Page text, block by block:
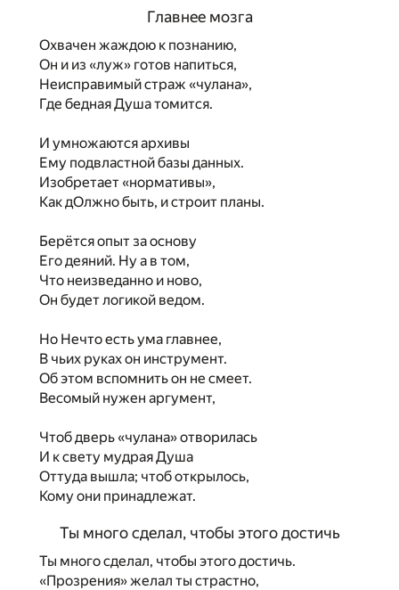
Главнее мозга
Охвачен жаждою к познанию,
Он и из «луж» готов напиться,
Неисправимый страж «чулана»,
Где бедная Душа томится.
И умножаются архивы
Ему подвластной базы данных.
Изобретает «нормативы»,
Как дОлжно быть, и строит планы.
Берётся опыт за основу
Его деяний. Ну а в том,
Что неизведанно и ново,
Он будет логикой ведом.
Но Нечто есть ума главнее,
В чьих руках он инструмент.
Об этом вспомнить он не смеет.
Весомый нужен аргумент,
Чтоб дверь «чулана» отворилась
И к свету мудрая Душа
Оттуда вышла; чтоб открылось,
Кому они принадлежат.
Ты много сделал, чтобы этого достичь
Ты много сделал, чтобы этого достичь.
«Прозрения» желал ты страстно,